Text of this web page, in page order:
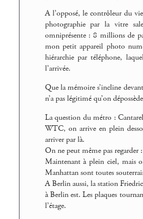
A l’opposé, le contrôleur du
photographie par la vitre
omniprésente : 8 millions de
mon petit appareil photo
hiérarchie par téléphone,
l’arrivée.
Que la mémoire s’incline
n’a pas légitimé qu’on
La question du métro :
WTC, on arrive en plein
arriver par là.
On ne peut même pas regarder
Maintenant à plein ciel, mais
Manhattan sont toutes
A Berlin aussi, la station
à Berlin est. Les plaques
l’étage.